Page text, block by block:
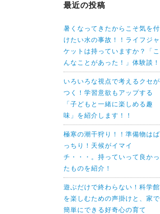
最近の投稿
暑くなってきたからこそ気を付
けたい水の事故！！ライフジャ
ケットは持っていますか？「こ
んなことがあった！」体験談！
いろいろな視点で考えるクセが
つく！学習意欲もアップする
「子どもと一緒に楽しめる趣
味」を紹介します！！
極寒の潮干狩り！！準備物はば
っちり！天候がイマイ
チ・・・。持っていって良かっ
たものを紹介！
遊ぶだけで終わらない！科学館
を楽しむための声掛けと、家で
簡単にできる好奇心の育て